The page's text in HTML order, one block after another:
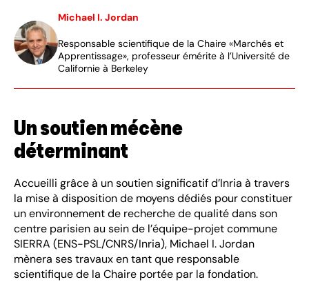
Michael I. Jordan
Responsable scientifique de la Chaire «Marchés et
Apprentissage», professeur émérite à l’Université de
Californie à Berkeley
Un soutien mécène
déterminant
Accueilli grâce à un soutien significatif d’Inria à travers
la mise à disposition de moyens dédiés pour constituer
un environnement de recherche de qualité dans son
centre parisien au sein de l’équipe-projet commune
SIERRA (ENS-PSL/CNRS/Inria), Michael I. Jordan
mènera ses travaux en tant que responsable
scientifique de la Chaire portée par la fondation.